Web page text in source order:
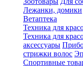
Лежанки, домики
Ветаптека
Техника для
Техника для
аксессуары
стрижки волос
Спортивные